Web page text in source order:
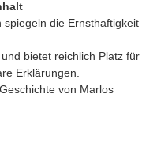
spiegeln die Ernsthaftigkeit
bietet reichlich Platz für
Erklärungen.
von Marlos